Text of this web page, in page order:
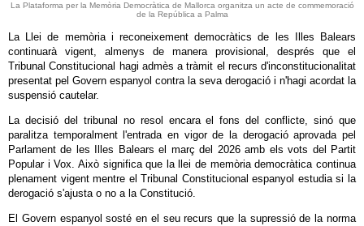
La Plataforma per la Memòria Democràtica de Mallorca organitza un acte de commemoració
de la República a Palma
La Llei de memòria i reconeixement democràtics de les Illes Balears
continuarà vigent, almenys de manera provisional, després que el
Tribunal Constitucional hagi admès a tràmit el recurs d'inconstitucionalitat
presentat pel Govern espanyol contra la seva derogació i n'hagi acordat la
suspensió cautelar.
La decisió del tribunal no resol encara el fons del conflicte, sinó que
paralitza temporalment l'entrada en vigor de la derogació aprovada pel
Parlament de les Illes Balears el març del 2026 amb els vots del Partit
Popular i Vox. Això significa que la llei de memòria democràtica continua
plenament vigent mentre el Tribunal Constitucional espanyol estudia si la
derogació s'ajusta o no a la Constitució.
El Govern espanyol sosté en el seu recurs que la supressió de la norma